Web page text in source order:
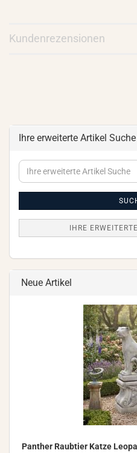
Kundenrezensionen
Ihre erweiterte Artikel Suche
Ihre
erweiterte
IHRE
Neue Artikel
Pan­ther Raub­tier Katze